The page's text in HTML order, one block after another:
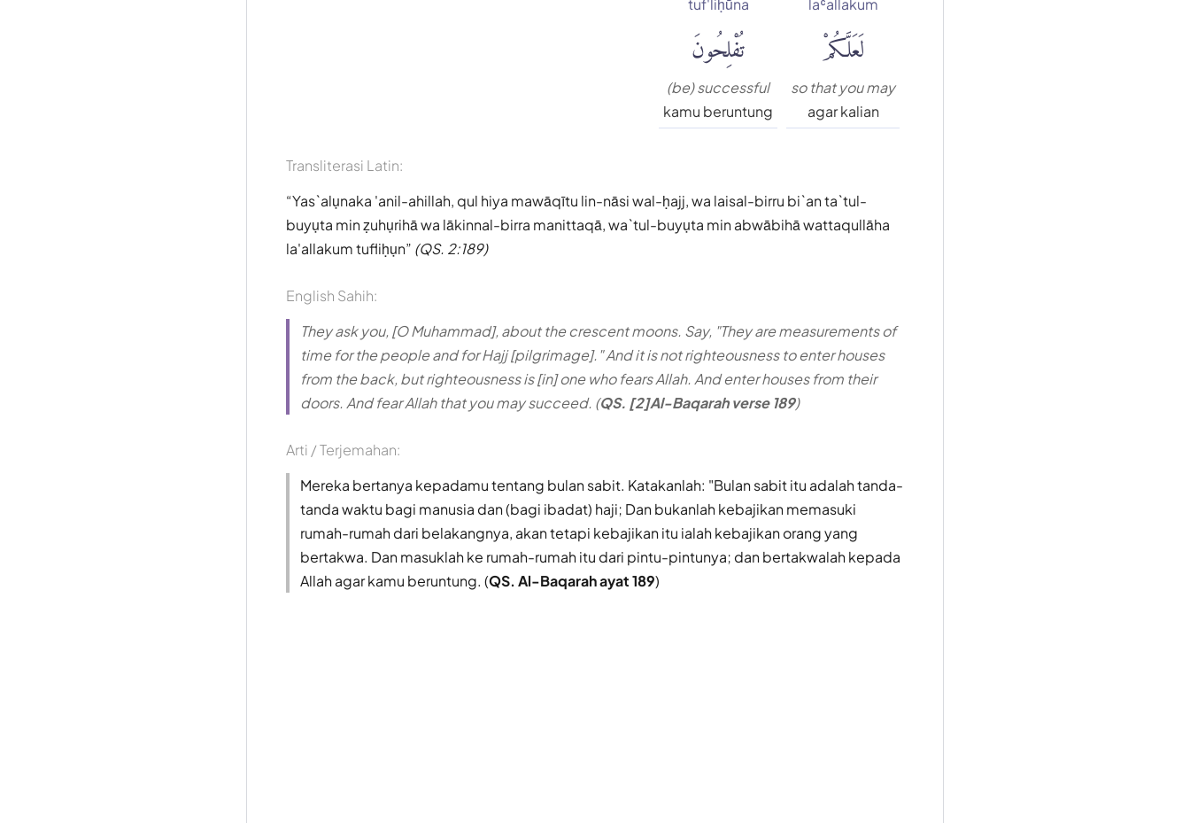
laʿallakum
لَعَلَّكُمْ
so that you may
agar kalian
tuf'liḥūna
تُفْلِحُونَ
(be) successful
kamu beruntung
Transliterasi Latin:
Yas`alụnaka 'anil-ahillah, qul hiya mawāqītu lin-nāsi wal-ḥajj, wa laisal-birru bi`an ta`tul-
buyụta min ẓuhụrihā wa lākinnal-birra manittaqā, wa`tul-buyụta min abwābihā wattaqullāha
la'allakum tufliḥụn (QS. 2:189)
English Sahih:
They ask you, [O Muhammad], about the crescent moons. Say, "They are measurements of
time for the people and for Hajj [pilgrimage]." And it is not righteousness to enter houses
from the back, but righteousness is [in] one who fears Allah. And enter houses from their
doors. And fear Allah that you may succeed. (QS. [2]Al-Baqarah verse 189)
Arti / Terjemahan:
Mereka bertanya kepadamu tentang bulan sabit. Katakanlah: "Bulan sabit itu adalah tanda-
tanda waktu bagi manusia dan (bagi ibadat) haji; Dan bukanlah kebajikan memasuki
rumah-rumah dari belakangnya, akan tetapi kebajikan itu ialah kebajikan orang yang
bertakwa. Dan masuklah ke rumah-rumah itu dari pintu-pintunya; dan bertakwalah kepada
Allah agar kamu beruntung. (QS. Al-Baqarah ayat 189)